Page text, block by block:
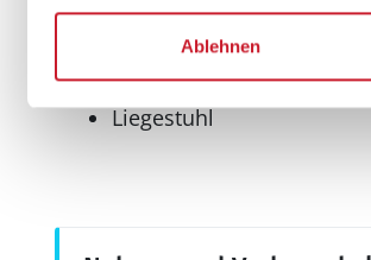
Ablehnen
Aussenbereich
Gartenmöbel
Liegestuhl